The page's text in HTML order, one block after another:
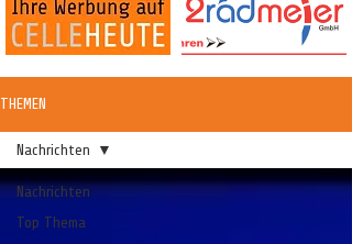
THEMEN
Nachrichten
Top Thema
Nachrichten